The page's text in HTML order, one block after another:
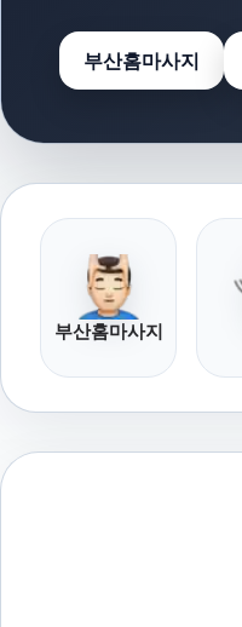
부산홈마사지
부산홈마사지